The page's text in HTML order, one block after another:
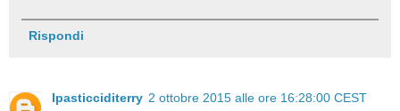
Rispondi
Ipasticciditerry 2 ottobre 2015 alle ore 16:28:00 CEST